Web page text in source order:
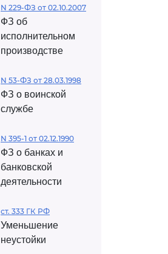
N 229-ФЗ от 02.10.2007
ФЗ об
исполнительном
производстве
N 53-ФЗ от 28.03.1998
ФЗ о воинской
службе
N 395-1 от 02.12.1990
ФЗ о банках и
банковской
деятельности
ст. 333 ГК РФ
Уменьшение
неустойки